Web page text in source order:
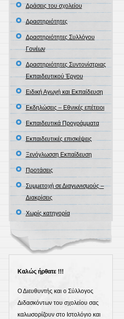
Δράσεις του σχολείου
Δραστηριότητες
Δραστηριότητες Συλλόγου
Γονέων
Δραστηριότητες Συντονίστριας
Εκπαιδευτικού Έργου
Ειδική Αγωγή και Εκπαίδευση
Εκδηλώσεις – Εθνικές επέτειοι
Εκπαιδευτικά Προγράμματα
Εκπαιδευτικές επισκέψεις
Ξενόγλωσση Εκπαίδευση
Προτάσεις
Συμμετοχή σε Διαγωνισμούς –
Διακρίσεις
Χωρίς κατηγορία
Καλώς ήρθατε !!!
Ο Διευθυντής και ο Σύλλογος
Διδασκόντων του σχολείου σας
καλωσορίζουν στο Ιστολόγιο και